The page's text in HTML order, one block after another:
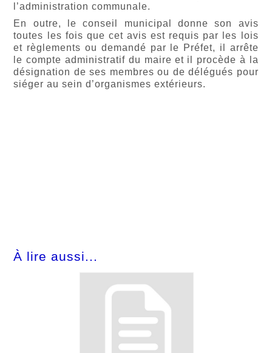
l’administration communale.
En outre, le conseil municipal donne son avis
toutes les fois que cet avis est requis par les lois
et règlements ou demandé par le Préfet, il arrête
le compte administratif du maire et il procède à la
désignation de ses membres ou de délégués pour
siéger au sein d’organismes extérieurs.
À lire aussi...